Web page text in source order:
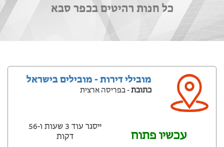
כל חנות רהיטים בכפר סבא
מובילי דירות - מובילים בישראל
כתובת- בפריסה ארצית
עכשיו פתוח
ייסגר עוד 3 שעות ‫ו-56
דקות